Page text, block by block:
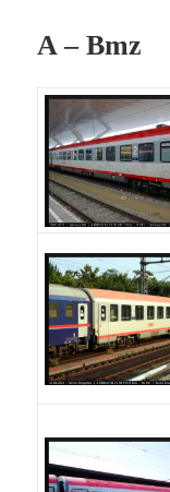
A – Bmz